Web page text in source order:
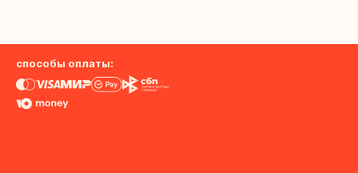
способы оплаты: